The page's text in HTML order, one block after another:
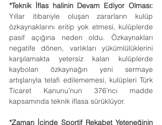
*Teknik İflas halinin Devam Ediyor Olması:
Yıllar itibariyle oluşan zararların kulüp
özkaynaklarını eritip yok etmesi, kulüplerde
pasif açığına neden oldu. Özkaynakları
negatife dönen, varlıkları yükümlülüklerini
karşılamakta yetersiz kalan kulüplerde
kaybolan özkaynağın yeni sermaye
artışlarıyla telafi edilememesi, kulüpleri Türk
Ticaret Kanunu’nun 376’ncı madde
kapsamında teknik iflasa sürüklüyor.
*Zaman İçinde Sportif Rekabet Yeteneğinin